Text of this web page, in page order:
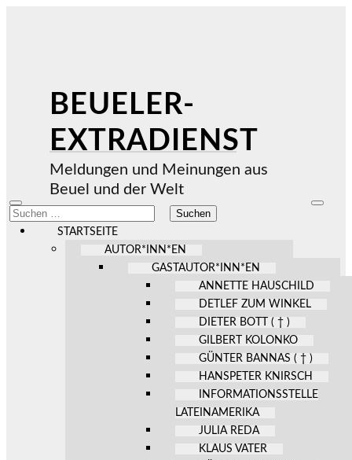
BEUELER-
EXTRADIENST
Meldungen und Meinungen aus
Beuel und der Welt
Mobile-
Menü
ein-/ausblenden
Suchen
nach:
STARTSEITE
AUTOR*INN*EN
GASTAUTOR*INN*EN
ANNETTE HAUSCHILD
DETLEF ZUM WINKEL
DIETER BOTT ( † )
GILBERT KOLONKO
GÜNTER BANNAS ( † )
HANSPETER KNIRSCH
INFORMATIONSSTELLE
LATEINAMERIKA
JULIA REDA
KLAUS VATER